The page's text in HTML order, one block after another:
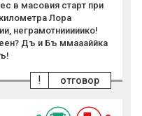
в масовия старт при
Лора
неграмотнииииико!
Дъ и Бъ ммаааййка
отговор
!